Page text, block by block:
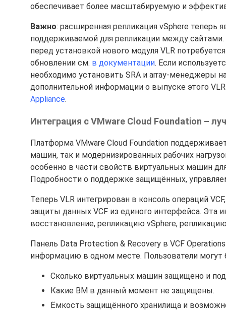
обеспечивает более масштабируемую и
Важно: расширенная репликация vSphere теперь
поддерживаемой для репликации между
перед установкой нового модуля VLR
обновлении см. в документации. Если
необходимо установить SRA и array-менеджеры
дополнительной информации о выпуске этого
Appliance.
Интеграция с VMware Cloud Foundation –
Платформа VMware Cloud Foundation
машин, так и модернизированных рабочих
особенно в части свойств виртуальных машин
Подробности о поддержке защищённых,
Теперь VLR интегрирован в консоль операций
защиты данных VCF из единого интерфейса. Эта
восстановление, репликацию vSphere,
Панель Data Protection & Recovery в VCF
информацию в одном месте. Пользователи могут
Сколько виртуальных машин защищено и
Какие ВМ в данный момент не защищены.
Ёмкость защищённого хранилища и